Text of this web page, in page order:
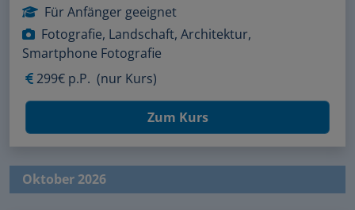
Für Anfänger geeignet
Fotografie, Landschaft, Architektur,
Smartphone Fotografie
299€ p.P. (nur Kurs)
Zum Kurs
Oktober 2026